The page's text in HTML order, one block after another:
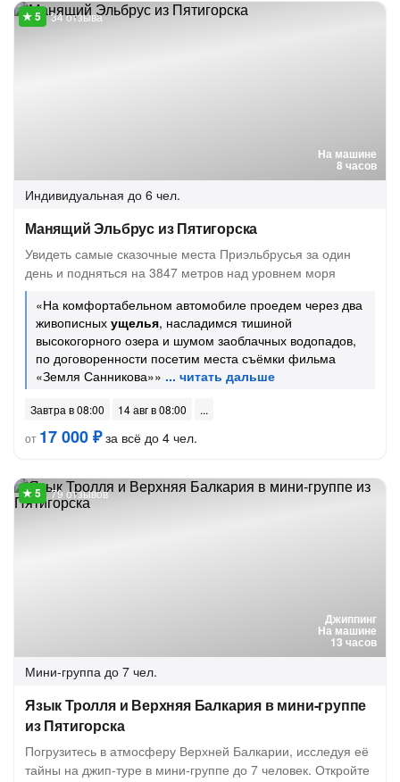
На машине
8 часов
34 отзыва
Индивидуальная до 6 чел.
Манящий Эльбрус из Пятигорска
Увидеть самые сказочные места Приэльбрусья за один
день и подняться на 3847 метров над уровнем моря
«На комфортабельном автомобиле проедем через два
живописных ущелья, насладимся тишиной
высокогорного озера и шумом заоблачных водопадов,
по договоренности посетим места съёмки фильма
«Земля Санникова»»
Завтра в 08:00
14 авг в 08:00
от 17 000 ₽за всё до 4 чел.
Джиппинг
На машине
13 часов
79 отзывов
Мини-группа до 7 чел.
Язык Тролля и Верхняя Балкария в мини-группе
из Пятигорска
Погрузитесь в атмосферу Верхней Балкарии, исследуя её
тайны на джип-туре в мини-группе до 7 человек. Откройте